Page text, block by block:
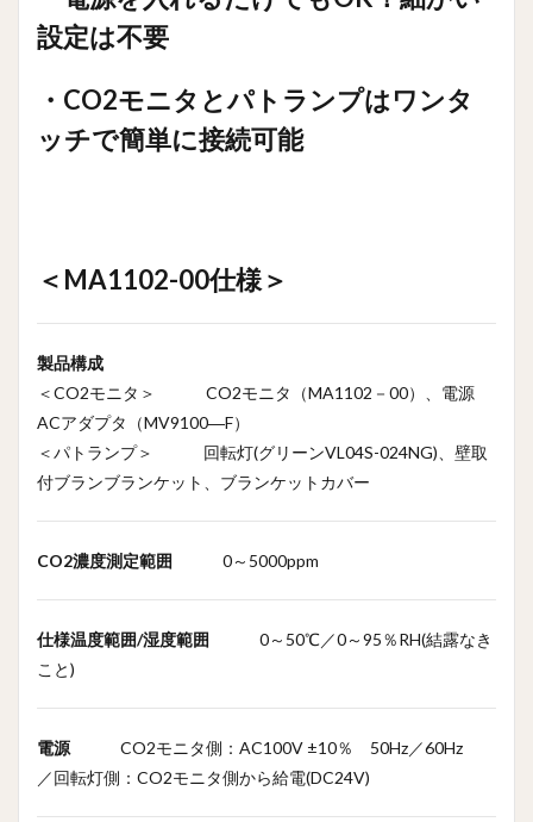
10
・PC
スマ
ホで
も
CO2
の3つ
ータ
Fiで
かん
チェ
ック
11
・
は操作部
し！web
臓でソフ
トも不要
で表
示さ
せる
とグ
設定は不要
・CO2モニタとパトランプはワンタ
ッチで簡単に接続可能
＜MA1102-00仕様＞
製品構成
＜CO2モニタ＞ CO2モニタ（MA1102－00）、電源
ACアダプタ（MV9100―F）
＜パトランプ＞ 回転灯(グリーンVL04S-024NG)、壁取
付ブランブランケット、ブランケットカバー
CO2濃度測定範囲 0～5000ppm
仕様温度範囲/湿度範囲 0～50℃／0～95％RH(結露なき
こと)
電源 CO2モニタ側：AC100V ±10％ 50Hz／60Hz
／回転灯側：CO2モニタ側から給電(DC24V)